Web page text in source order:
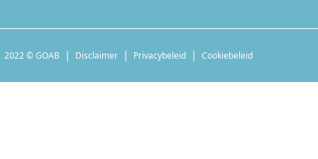
2022 © GOAB Disclaimer Privacybeleid Cookiebeleid